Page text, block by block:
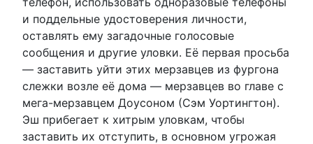
и поддельные удостоверения личности,
оставлять ему загадочные голосовые
сообщения и другие уловки. Её первая просьба
— заставить уйти этих мерзавцев из фургона
слежки возле её дома — мерзавцев во главе с
мега-мерзавцем Доусоном (Сэм Уортингтон).
Эш прибегает к хитрым уловкам, чтобы
заставить их отступить, в основном угрожая